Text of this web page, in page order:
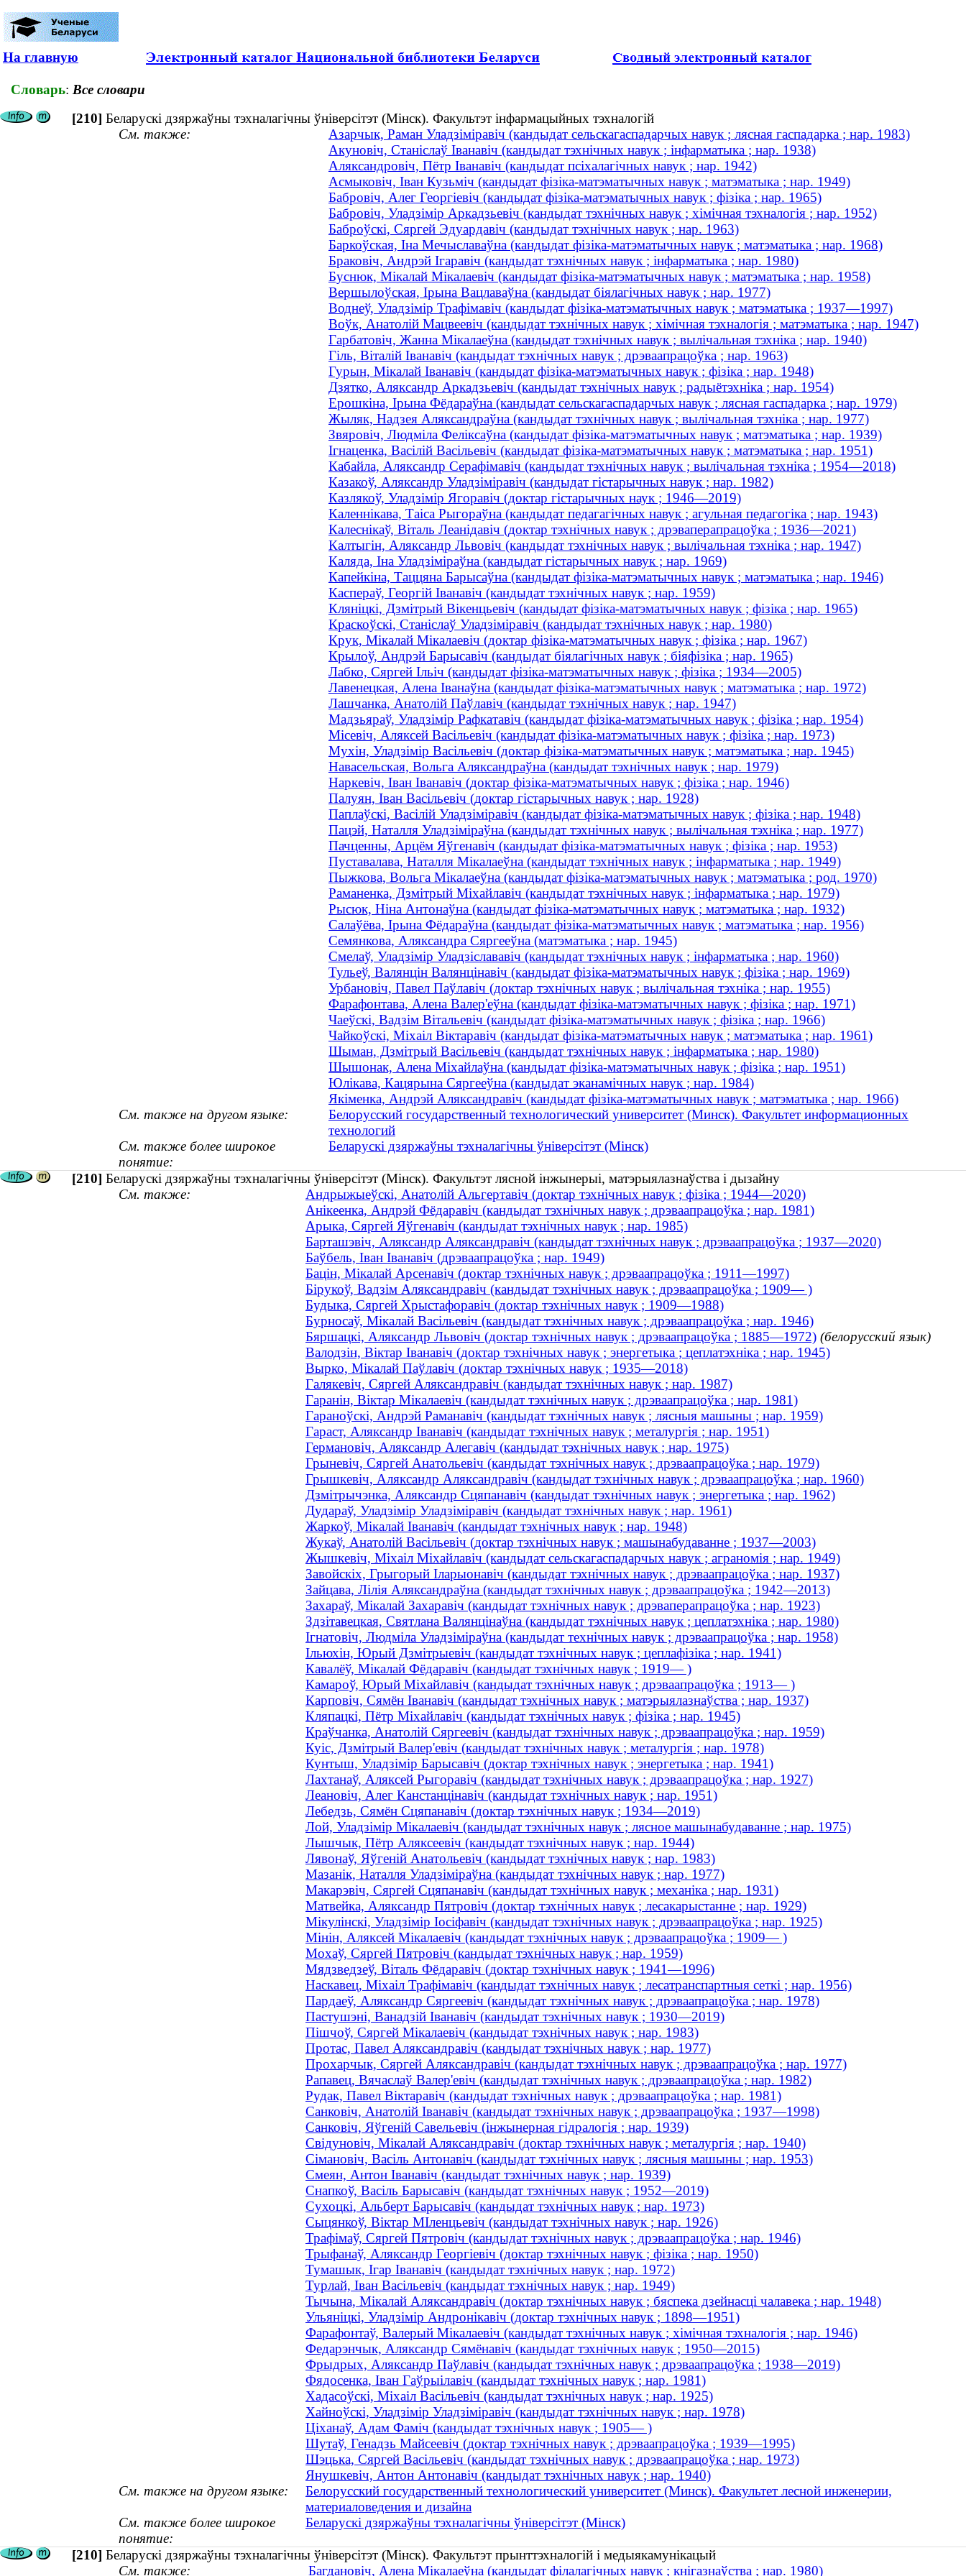
На главную
Словарь: Все словари
[210] Беларускі дзяржаўны тэхналагічны ўніверсітэт (Мінск). Факультэт інфармацыйных тэхналогій
См. также:
Азарчык, Раман Уладзіміравіч (кандыдат сельскагаспадарчых навук ; лясная гаспадарка ; нар. 1983)
Акуновіч, Станіслаў Іванавіч (кандыдат тэхнічных навук ; інфарматыка ; нар. 1938)
Аляксандровіч, Пётр Іванавіч (кандыдат псіхалагічных навук ; нар. 1942)
Асмыковіч, Іван Кузьміч (кандыдат фізіка-матэматычных навук ; матэматыка ; нар. 1949)
Бабровіч, Алег Георгіевіч (кандыдат фізіка-матэматычных навук ; фізіка ; нар. 1965)
Бабровіч, Уладзімір Аркадзьевіч (кандыдат тэхнічных навук ; хімічная тэхналогія ; нар. 1952)
Баброўскі, Сяргей Эдуардавіч (кандыдат тэхнічных навук ; нар. 1963)
Баркоўская, Іна Мечыславаўна (кандыдат фізіка-матэматычных навук ; матэматыка ; нар. 1968)
Браковіч, Андрэй Ігаравіч (кандыдат тэхнічных навук ; інфарматыка ; нар. 1980)
Буснюк, Мікалай Мікалаевіч (кандыдат фізіка-матэматычных навук ; матэматыка ; нар. 1958)
Вершылоўская, Ірына Вацлаваўна (кандыдат біялагічных навук ; нар. 1977)
Воднеў, Уладзімір Трафімавіч (кандыдат фізіка-матэматычных навук ; матэматыка ; 1937—1997)
Воўк, Анатолій Мацвеевіч (кандыдат тэхнічных навук ; хімічная тэхналогія ; матэматыка ; нар. 1947)
Гарбатовіч, Жанна Мікалаеўна (кандыдат тэхнічных навук ; вылічальная тэхніка ; нар. 1940)
Гіль, Віталій Іванавіч (кандыдат тэхнічных навук ; дрэваапрацоўка ; нар. 1963)
Гурын, Мікалай Іванавіч (кандыдат фізіка-матэматычных навук ; фізіка ; нар. 1948)
Дзятко, Аляксандр Аркадзьевіч (кандыдат тэхнічных навук ; радыётэхніка ; нар. 1954)
Ерошкіна, Ірына Фёдараўна (кандыдат сельскагаспадарчых навук ; лясная гаспадарка ; нар. 1979)
Жыляк, Надзея Аляксандраўна (кандыдат тэхнічных навук ; вылічальная тэхніка ; нар. 1977)
Звяровіч, Людміла Феліксаўна (кандыдат фізіка-матэматычных навук ; матэматыка ; нар. 1939)
Ігнаценка, Васілій Васільевіч (кандыдат фізіка-матэматычных навук ; матэматыка ; нар. 1951)
Кабайла, Аляксандр Серафімавіч (кандыдат тэхнічных навук ; вылічальная тэхніка ; 1954—2018)
Казакоў, Аляксандр Уладзіміравіч (кандыдат гістарычных навук ; нар. 1982)
Казлякоў, Уладзімір Ягоравіч (доктар гістарычных наук ; 1946—2019)
Каленнікава, Таіса Рыгораўна (кандыдат педагагічных навук ; агульная педагогіка ; нар. 1943)
Калеснікаў, Віталь Леанідавіч (доктар тэхнічных навук ; дрэваперапрацоўка ; 1936—2021)
Калтыгін, Аляксандр Львовіч (кандыдат тэхнічных навук ; вылічальная тэхніка ; нар. 1947)
Каляда, Іна Уладзіміраўна (кандыдат гістарычных навук ; нар. 1969)
Капейкіна, Таццяна Барысаўна (кандыдат фізіка-матэматычных навук ; матэматыка ; нар. 1946)
Каспераў, Георгій Іванавіч (кандыдат тэхнічных навук ; нар. 1959)
Кляніцкі, Дзмітрый Вікенцьевіч (кандыдат фізіка-матэматычных навук ; фізіка ; нар. 1965)
Краскоўскі, Станіслаў Уладзіміравіч (кандыдат тэхнічных навук ; нар. 1980)
Крук, Мікалай Мікалаевіч (доктар фізіка-матэматычных навук ; фізіка ; нар. 1967)
Крылоў, Андрэй Барысавіч (кандыдат біялагічных навук ; біяфізіка ; нар. 1965)
Лабко, Сяргей Ільіч (кандыдат фізіка-матэматычных навук ; фізіка ; 1934—2005)
Лавенецкая, Алена Іванаўна (кандыдат фізіка-матэматычных навук ; матэматыка ; нар. 1972)
Лашчанка, Анатолій Паўлавіч (кандыдат тэхнічных навук ; нар. 1947)
Мадзьяраў, Уладзімір Рафкатавіч (кандыдат фізіка-матэматычных навук ; фізіка ; нар. 1954)
Місевіч, Аляксей Васільевіч (кандыдат фізіка-матэматычных навук ; фізіка ; нар. 1973)
Мухін, Уладзімір Васільевіч (доктар фізіка-матэматычных навук ; матэматыка ; нар. 1945)
Навасельская, Вольга Аляксандраўна (кандыдат тэхнічных навук ; нар. 1979)
Наркевіч, Іван Іванавіч (доктар фізіка-матэматычных навук ; фізіка ; нар. 1946)
Палуян, Іван Васільевіч (доктар гістарычных навук ; нар. 1928)
Паплаўскі, Васілій Уладзіміравіч (кандыдат фізіка-матэматычных навук ; фізіка ; нар. 1948)
Пацэй, Наталля Уладзіміраўна (кандыдат тэхнічных навук ; вылічальная тэхніка ; нар. 1977)
Пачценны, Арцём Яўгенавіч (кандыдат фізіка-матэматычных навук ; фізіка ; нар. 1953)
Пуставалава, Наталля Мікалаеўна (кандыдат тэхнічных навук ; інфарматыка ; нар. 1949)
Пыжкова, Вольга Мікалаеўна (кандыдат фізіка-матэматычных навук ; матэматыка ; род. 1970)
Раманенка, Дзмітрый Міхайлавіч (кандыдат тэхнічных навук ; інфарматыка ; нар. 1979)
Рысюк, Ніна Антонаўна (кандыдат фізіка-матэматычных навук ; матэматыка ; нар. 1932)
Салаўёва, Ірына Фёдараўна (кандыдат фізіка-матэматычных навук ; матэматыка ; нар. 1956)
Семянкова, Аляксандра Сяргееўна (матэматыка ; нар. 1945)
Смелаў, Уладзімір Уладзіслававіч (кандыдат тэхнічных навук ; інфарматыка ; нар. 1960)
Тульеў, Валянцін Валянцінавіч (кандыдат фізіка-матэматычных навук ; фізіка ; нар. 1969)
Урбановіч, Павел Паўлавіч (доктар тэхнічных навук ; вылічальная тэхніка ; нар. 1955)
Фарафонтава, Алена Валер'еўна (кандыдат фізіка-матэматычных навук ; фізіка ; нар. 1971)
Чаеўскі, Вадзім Вітальевіч (кандыдат фізіка-матэматычных навук ; фізіка ; нар. 1966)
Чайкоўскі, Міхаіл Віктаравіч (кандыдат фізіка-матэматычных навук ; матэматыка ; нар. 1961)
Шыман, Дзмітрый Васільевіч (кандыдат тэхнічных навук ; інфарматыка ; нар. 1980)
Шышонак, Алена Міхайлаўна (кандыдат фізіка-матэматычных навук ; фізіка ; нар. 1951)
Юлікава, Кацярына Сяргееўна (кандыдат эканамічных навук ; нар. 1984)
Якіменка, Андрэй Аляксандравіч (кандыдат фізіка-матэматычных навук ; матэматыка ; нар. 1966)
См. также на другом языке:
Белорусский государственный технологический университет (Минск). Факультет информационных
технологий
См. также более широкое
понятие:
Беларускі дзяржаўны тэхналагічны ўніверсітэт (Мінск)
[210] Беларускі дзяржаўны тэхналагічны ўніверсітэт (Мінск). Факультэт лясной інжынерыі, матэрыялазнаўства і дызайну
См. также:
Андрыжыеўскі, Анатолій Альгертавіч (доктар тэхнічных навук ; фізіка ; 1944—2020)
Анікеенка, Андрэй Фёдаравіч (кандыдат тэхнічных навук ; дрэваапрацоўка ; нар. 1981)
Арыка, Сяргей Яўгенавіч (кандыдат тэхнічных навук ; нар. 1985)
Барташэвіч, Аляксандр Аляксандравіч (кандыдат тэхнічных навук ; дрэваапрацоўка ; 1937—2020)
Баўбель, Іван Іванавіч (дрэваапрацоўка ; нар. 1949)
Бацін, Мікалай Арсенавіч (доктар тэхнічных навук ; дрэваапрацоўка ; 1911—1997)
Бірукоў, Вадзім Аляксандравіч (кандыдат тэхнічных навук ; дрэваапрацоўка ; 1909— )
Будыка, Сяргей Хрыстафоравіч (доктар тэхнічных навук ; 1909—1988)
Бурносаў, Мікалай Васільевіч (кандыдат тэхнічных навук ; дрэваапрацоўка ; нар. 1946)
Бяршацкі, Аляксандр Львовіч (доктар тэхнічных навук ; дрэваапрацоўка ; 1885—1972) (белорусский язык)
Валодзін, Віктар Іванавіч (доктар тэхнічных навук ; энергетыка ; цеплатэхніка ; нар. 1945)
Вырко, Мікалай Паўлавіч (доктар тэхнічных навук ; 1935—2018)
Галякевіч, Сяргей Аляксандравіч (кандыдат тэхнічных навук ; нар. 1987)
Гаранін, Віктар Мікалаевіч (кандыдат тэхнічных навук ; дрэваапрацоўка ; нар. 1981)
Гараноўскі, Андрэй Раманавіч (кандыдат тэхнічных навук ; лясныя машыны ; нар. 1959)
Гараст, Аляксандр Іванавіч (кандыдат тэхнічных навук ; металургія ; нар. 1951)
Германовіч, Аляксандр Алегавіч (кандыдат тэхнічных навук ; нар. 1975)
Грыневіч, Сяргей Анатольевіч (кандыдат тэхнічных навук ; дрэваапрацоўка ; нар. 1979)
Грышкевіч, Аляксандр Аляксандравіч (кандыдат тэхнічных навук ; дрэваапрацоўка ; нар. 1960)
Дзмітрычэнка, Аляксандр Сцяпанавіч (кандыдат тэхнічных навук ; энергетыка ; нар. 1962)
Дудараў, Уладзімір Уладзіміравіч (кандыдат тэхнічных навук ; нар. 1961)
Жаркоў, Мікалай Іванавіч (кандыдат тэхнічных навук ; нар. 1948)
Жукаў, Анатолій Васільевіч (доктар тэхнічных навук ; машынабудаванне ; 1937—2003)
Жышкевіч, Міхаіл Міхайлавіч (кандыдат сельскагаспадарчых навук ; аграномія ; нар. 1949)
Завойскіх, Грыгорый Іларыонавіч (кандыдат тэхнічных навук ; дрэваапрацоўка ; нар. 1937)
Зайцава, Лілія Аляксандраўна (кандыдат тэхнічных навук ; дрэваапрацоўка ; 1942—2013)
Захараў, Мікалай Захаравіч (кандыдат тэхнічных навук ; дрэваперапрацоўка ; нар. 1923)
Здзітавецкая, Святлана Валянцінаўна (кандыдат тэхнічных навук ; цеплатэхніка ; нар. 1980)
Ігнатовіч, Людміла Уладзіміраўна (кандыдат технічных навук ; дрэваапрацоўка ; нар. 1958)
Ільюхін, Юрый Дзмітрыевіч (кандыдат тэхнічных навук ; цеплафізіка ; нар. 1941)
Кавалёў, Мікалай Фёдаравіч (кандыдат тэхнічных навук ; 1919— )
Камароў, Юрый Міхайлавіч (кандыдат тэхнічных навук ; дрэваапрацоўка ; 1913— )
Карповіч, Сямён Іванавіч (кандыдат тэхнічных навук ; матэрыялазнаўства ; нар. 1937)
Кляпацкі, Пётр Міхайлавіч (кандыдат тэхнічных навук ; фізіка ; нар. 1945)
Краўчанка, Анатолій Сяргеевіч (кандыдат тэхнічных навук ; дрэваапрацоўка ; нар. 1959)
Куіс, Дзмітрый Валер'евіч (кандыдат тэхнічных навук ; металургія ; нар. 1978)
Кунтыш, Уладзімір Барысавіч (доктар тэхнічных навук ; энергетыка ; нар. 1941)
Лахтанаў, Аляксей Рыгоравіч (кандыдат тэхнічных навук ; дрэваапрацоўка ; нар. 1927)
Леановіч, Алег Канстанцінавіч (кандыдат тэхнічных навук ; нар. 1951)
Лебедзь, Сямён Сцяпанавіч (доктар тэхнічных навук ; 1934—2019)
Лой, Уладзімір Мікалаевіч (кандыдат тэхнічных навук ; лясное машынабудаванне ; нар. 1975)
Лышчык, Пётр Аляксеевіч (кандыдат тэхнічных навук ; нар. 1944)
Лявонаў, Яўгеній Анатольевіч (кандыдат тэхнічных навук ; нар. 1983)
Мазанік, Наталля Уладзіміраўна (кандыдат тэхнічных навук ; нар. 1977)
Макарэвіч, Сяргей Сцяпанавіч (кандыдат тэхнічных навук ; механіка ; нар. 1931)
Матвейка, Аляксандр Пятровіч (доктар тэхнічных навук ; лесакарыстанне ; нар. 1929)
Мікулінскі, Уладзімір Іосіфавіч (кандыдат тэхнічных навук ; дрэваапрацоўка ; нар. 1925)
Мінін, Аляксей Мікалаевіч (кандыдат тэхнічных навук ; дрэваапрацоўка ; 1909— )
Мохаў, Сяргей Пятровіч (кандыдат тэхнічных навук ; нар. 1959)
Мядзведзеў, Віталь Фёдаравіч (доктар тэхнічных навук ; 1941—1996)
Наскавец, Міхаіл Трафімавіч (кандыдат тэхнічных навук ; лесатранспартныя сеткі ; нар. 1956)
Пардаеў, Аляксандр Сяргеевіч (кандыдат тэхнічных навук ; дрэваапрацоўка ; нар. 1978)
Пастушэні, Ванадзій Іванавіч (кандыдат тэхнічных навук ; 1930—2019)
Пішчоў, Сяргей Мікалаевіч (кандыдат тэхнічных навук ; нар. 1983)
Протас, Павел Аляксандравіч (кандыдат тэхнічных навук ; нар. 1977)
Прохарчык, Сяргей Аляксандравіч (кандыдат тэхнічных навук ; дрэваапрацоўка ; нар. 1977)
Рапавец, Вячаслаў Валер'евіч (кандыдат тэхнічных навук ; дрэваапрацоўка ; нар. 1982)
Рудак, Павел Вiктаравiч (кандыдат тэхнічных навук ; дрэваапрацоўка ; нар. 1981)
Санковіч, Анатолій Іванавіч (кандыдат тэхнічных навук ; дрэваапрацоўка ; 1937—1998)
Санковіч, Яўгеній Савельевіч (інжынерная гідралогія ; нар. 1939)
Свідуновіч, Мікалай Аляксандравіч (доктар тэхнічных навук ; металургія ; нар. 1940)
Сімановіч, Васіль Антонавіч (кандыдат тэхнічных навук ; лясныя машыны ; нар. 1953)
Смеян, Антон Іванавіч (кандыдат тэхнічных навук ; нар. 1939)
Снапкоў, Васіль Барысавіч (кандыдат тэхнічных навук ; 1952—2019)
Сухоцкі, Альберт Барысавіч (кандыдат тэхнічных навук ; нар. 1973)
Сыцянкоў, Віктар МІленцьевіч (кандыдат тэхнічных навук ; нар. 1926)
Трафімаў, Сяргей Пятровіч (кандыдат тэхнічных навук ; дрэваапрацоўка ; нар. 1946)
Трыфанаў, Аляксандр Георгіевіч (доктар тэхнічных навук ; фізіка ; нар. 1950)
Тумашык, Ігар Іванавіч (кандыдат тэхнічных навук ; нар. 1972)
Турлай, Іван Васільевіч (кандыдат тэхнічных навук ; нар. 1949)
Тычына, Мікалай Аляксандравіч (доктар тэхнічных навук ; бяспека дзейнасці чалавека ; нар. 1948)
Ульяніцкі, Уладзімір Андронікавіч (доктар тэхнічных навук ; 1898—1951)
Фарафонтаў, Валерый Мікалаевіч (кандыдат тэхнічных навук ; хімічная тэхналогія ; нар. 1946)
Федарэнчык, Аляксандр Сямёнавіч (кандыдат тэхнічных навук ; 1950—2015)
Фрыдрых, Аляксандр Паўлавіч (кандыдат тэхнічных навук ; дрэваапрацоўка ; 1938—2019)
Фядосенка, Іван Гаўрыілавіч (кандыдат тэхнічных навук ; нар. 1981)
Хадасоўскі, Міхаіл Васільевіч (кандыдат тэхнічных навук ; нар. 1925)
Хайноўскі, Уладзімір Уладзіміравіч (кандыдат тэхнічных навук ; нар. 1978)
Ціханаў, Адам Фаміч (кандыдат тэхнічных навук ; 1905— )
Шутаў, Генадзь Майсеевіч (доктар тэхнічных навук ; дрэваапрацоўка ; 1939—1995)
Шэцька, Сяргей Васільевіч (кандыдат тэхнічных навук ; дрэваапрацоўка ; нар. 1973)
Янушкевіч, Антон Антонавіч (кандыдат тэхнічных навук ; нар. 1940)
См. также на другом языке:
Белорусский государственный технологический университет (Минск). Факультет лесной инженерии,
материаловедения и дизайна
См. также более широкое
понятие:
Беларускі дзяржаўны тэхналагічны ўніверсітэт (Мінск)
[210] Беларускі дзяржаўны тэхналагічны ўніверсітэт (Мінск). Факультэт прынттэхналогій і медыякамунікацый
См. также:
Багдановіч, Алена Мікалаеўна (кандыдат філалагічных навук ; кнігазнаўства ; нар. 1980)